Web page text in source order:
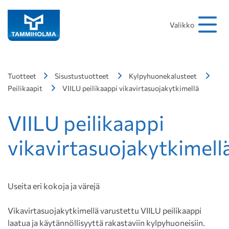
Valikko
Tuotteet Sisustustuotteet
Kylpyhuonekalusteet
Peilikaapit
VIILU peilikaappi vikavirtasuojakytkimellä
VIILU peilikaappi
Useita eri kokoja ja värejä
Vikavirtasuojakytkimellä varustettu VIILU peilikaappi
laatua ja käytännöllisyyttä rakastaviin kylpyhuoneisiin.